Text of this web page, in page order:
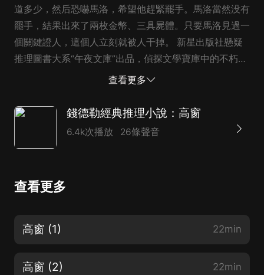
道多少，然后恐嚇馬洛，希望他趕緊罷手。馬洛當然没有
罷手，結果出來了兩枚金幣、三具屍體。只要馬洛見過一
個關鍵證人，這個人立刻就被人干掉。 新星出版社懸疑
推理圖書大系“午夜文庫”出品，偵探文學寶庫中的不朽經
典。 聆聽著名演播藝術家李野墨先生的傾情演繹，你將
查看更多
錢德勒經典推理小說：高窗
6.4k次播放 26條聲音
查看更多
高窗 (1) 22min
高窗 (2) 22min